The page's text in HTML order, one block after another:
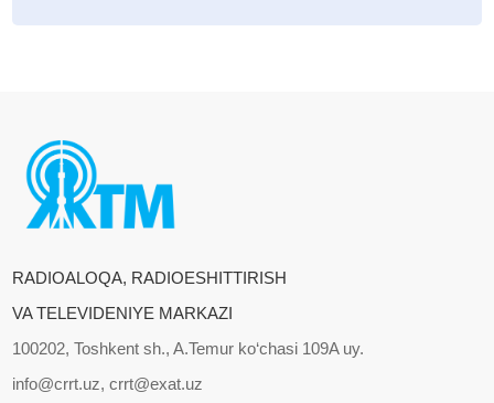
RADIOALOQA, RADIOESHITTIRISH
VA TELEVIDENIYE MARKAZI
100202, Toshkent sh., A.Temur ko‘chasi 109A uy.
info@crrt.uz, crrt@exat.uz